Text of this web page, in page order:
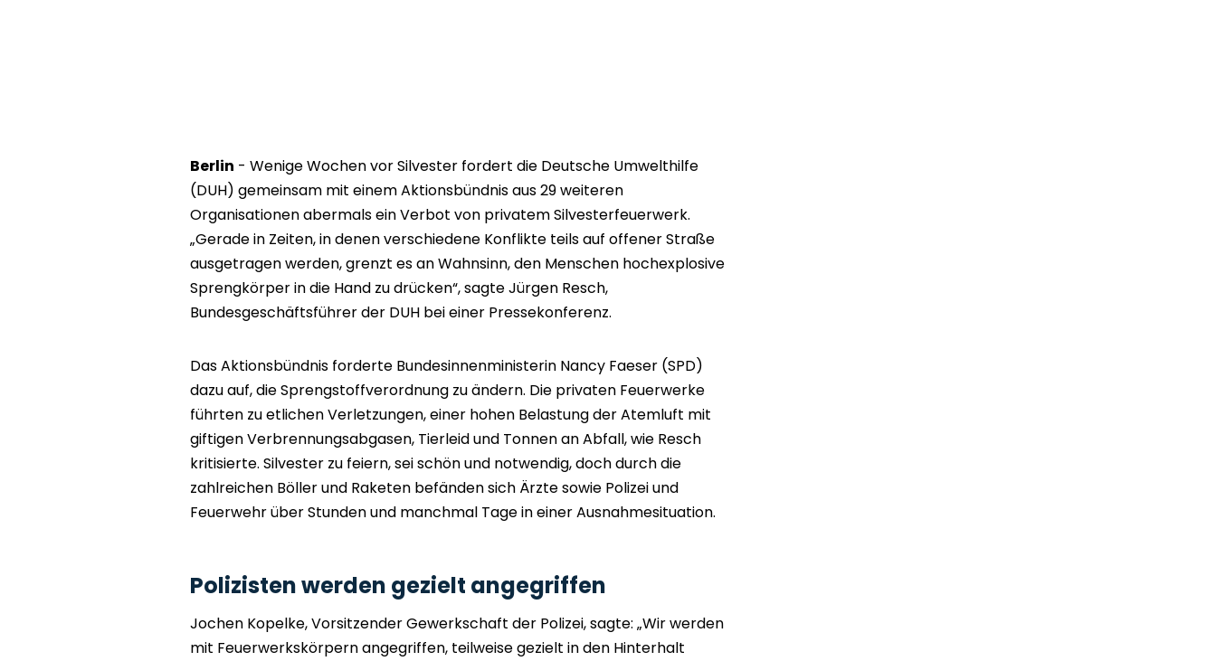
Berlin - Wenige Wochen vor Silvester fordert die Deutsche Umwelthilfe
(DUH) gemeinsam mit einem Aktionsbündnis aus 29 weiteren
Organisationen abermals ein Verbot von privatem Silvesterfeuerwerk.
„Gerade in Zeiten, in denen verschiedene Konflikte teils auf offener Straße
ausgetragen werden, grenzt es an Wahnsinn, den Menschen hochexplosive
Sprengkörper in die Hand zu drücken“, sagte Jürgen Resch,
Bundesgeschäftsführer der DUH bei einer Pressekonferenz.
Das Aktionsbündnis forderte Bundesinnenministerin Nancy Faeser (SPD)
dazu auf, die Sprengstoffverordnung zu ändern. Die privaten Feuerwerke
führten zu etlichen Verletzungen, einer hohen Belastung der Atemluft mit
giftigen Verbrennungsabgasen, Tierleid und Tonnen an Abfall, wie Resch
kritisierte. Silvester zu feiern, sei schön und notwendig, doch durch die
zahlreichen Böller und Raketen befänden sich Ärzte sowie Polizei und
Feuerwehr über Stunden und manchmal Tage in einer Ausnahmesituation.
Polizisten werden gezielt angegriffen
Jochen Kopelke, Vorsitzender Gewerkschaft der Polizei, sagte: „Wir werden
mit Feuerwerkskörpern angegriffen, teilweise gezielt in den Hinterhalt